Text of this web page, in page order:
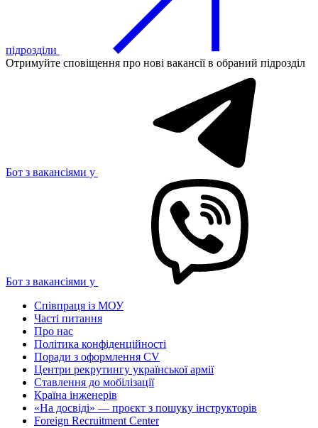
підрозділи
Отримуйте сповіщення про нові вакансії в обраний підрозділ
Бот з вакансіями у
Бот з вакансіями у
Співпраця із МОУ
Часті питання
Про нас
Політика конфіденційності
Поради з оформлення CV
Центри рекрутингу української армії
Ставлення до мобілізації
Країна інженерів
«На досвіді» — проєкт з пошуку інструкторів
Foreign Recruitment Center